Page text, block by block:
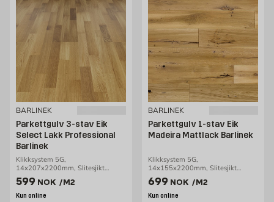
BARLINEK
Parkettgulv 3-stav Eik
Select Lakk Professional
Barlinek
Klikksystem 5G,
14x207x2200mm, Slitesjikt
3,2mm, 3,18m2/pakke
Pris 599 NOK /m2
599 NOK /M2
Kun online
BARLINEK
Parkettgulv 1-stav Eik
Madeira Mattlack Barlinek
Klikksystem 5G,
14x155x2200mm, Slitesjikt
2,5mm, 2,38m2/pakke
Pris 699 NOK /m2
699 NOK /M2
Kun online